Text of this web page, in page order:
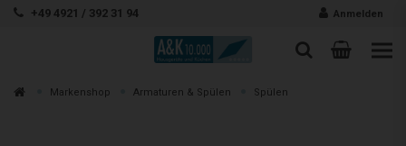
Zum Inhalt springen
+49 4921 / 392 31 94 Anmelden
Suche
Zur Markenshop Armaturen & Spülen Spülen